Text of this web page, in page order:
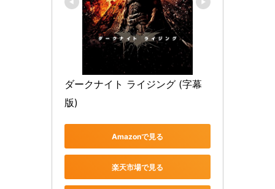
ダークナイト ライジング (字幕
版)
Amazonで見る
楽天市場で見る